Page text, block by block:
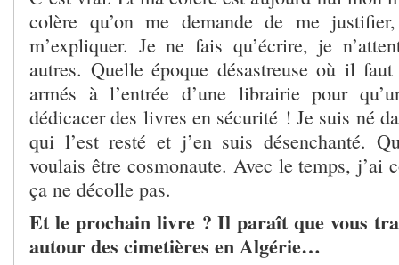
colère qu’on me demande de me
m’expliquer. Je ne fais qu’écrire, je
autres. Quelle époque désastreuse où il
armés à l’entrée d’une librairie pour
dédicacer des livres en sécurité ! Je suis né
qui l’est resté et j’en suis désenchanté.
voulais être cosmonaute. Avec le temps, j’ai
ça ne décolle pas.
Et le prochain livre ? Il paraît que vous
autour des cimetières en Algérie…